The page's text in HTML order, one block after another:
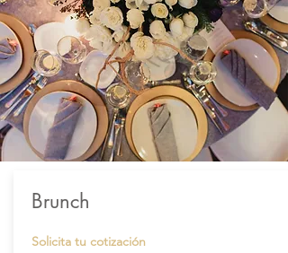
Solicita tu cotización
Brunch